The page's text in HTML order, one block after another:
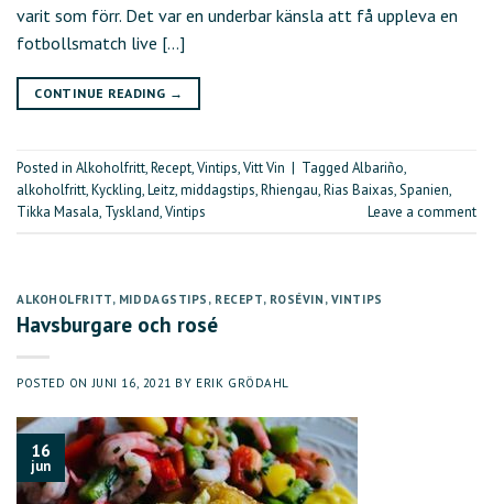
varit som förr. Det var en underbar känsla att få uppleva en
fotbollsmatch live […]
CONTINUE READING →
Posted in Alkoholfritt,Recept,Vintips,Vitt Vin | Tagged Albariño,
alkoholfritt,Kyckling,Leitz,middagstips,Rhiengau,Rias Baixas,Spanien,
Tikka Masala, Tyskland,Vintips Leave a comment
ALKOHOLFRITT, MIDDAGSTIPS , RECEPT, ROSÉVIN , VINTIPS
Havsburgare och rosé
POSTED ONJUNI 16, 2021 BY ERIK GRÖDAHL
16
jun